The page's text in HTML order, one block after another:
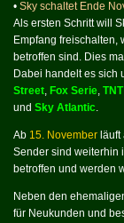
• Sky schaltet Ende
Als ersten Schritt will
Empfang freischalten,
betroffen sind. Dies
Dabei handelt es sich
Street, Fox Serie,
und Sky Atlantic.
Ab 15. Novemberläuft
Sender sind weiterhin
betroffen und werden
Neben den
für Neukunden und